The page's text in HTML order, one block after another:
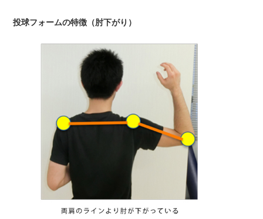
投球フォームの特徴（肘下がり）